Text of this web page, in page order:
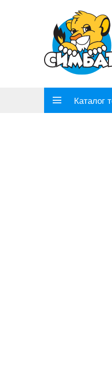
Каталог